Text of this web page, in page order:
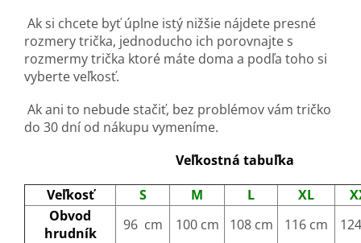
Ak si chcete byť úplne istý nižšie nájdete presné
rozmery trička, jednoducho ich porovnajte s
rozmermy trička ktoré máte doma a podľa toho si
vyberte veľkosť.
Ak ani to nebude stačiť, bez problémov vám tričko
do 30 dní od nákupu vymeníme.
Veľkostná tabuľka
Veľkosť
S M L XL
Obvod
hrudník
96 cm 100 cm 108 cm 116 cm